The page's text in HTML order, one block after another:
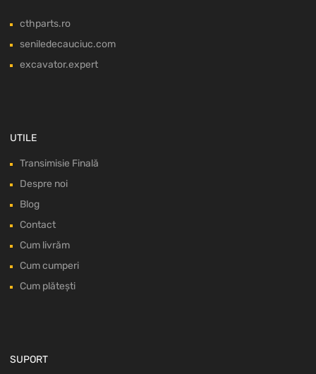
cthparts.ro
seniledecauciuc.com
excavator.expert
UTILE
Transimisie Finală
Despre noi
Blog
Contact
Cum livrăm
Cum cumperi
Cum plătești
SUPORT